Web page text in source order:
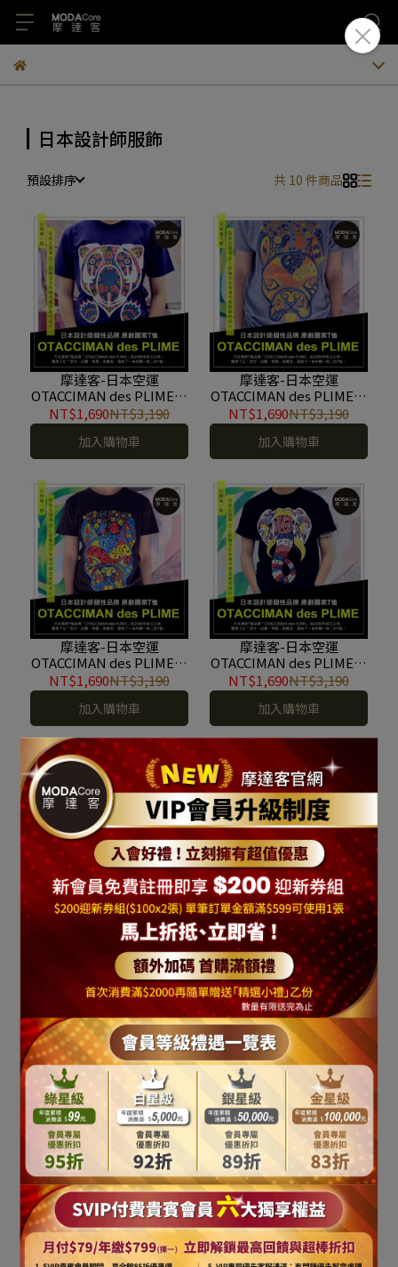
日本設計師服飾
預設排序 共 10 件商品
摩達客-日本空運
OTACCIMAN des PLIME原
創設計品牌-午安熊先生-立
體發泡印花短袖T恤-寬版
#ODP190104002
NT$1,690NT$3,190
加入購物車
摩達客-日本空運
OTACCIMAN des PLIME原
創設計品牌-吐舌鬥牛犬灰
底-立體發泡印花短袖T恤-
窄版 #ODP190104008
NT$1,690NT$3,190
加入購物車
摩達客-日本空運
OTACCIMAN des PLIME原
創設計品牌-吐舌鬥牛犬黑
底-立體發泡印花短袖T恤-
窄版 #ODP190104007
NT$1,690NT$3,190
加入購物車
摩達客-日本空運
OTACCIMAN des PLIME原
創設計品牌-彩繪象臉-立體
發泡印花短袖T恤-寬版
#ODP190104006
NT$1,690NT$3,190
加入購物車
摩達客-日本空運
OTACCIMAN des PLIME原
創設計品牌-紅鶴-立體發泡
印花短袖T恤-寬版
#ODP190104010
NT$3,190
加入購物車
摩達客-日本空運
OTACCIMAN des PLIME原
創設計品牌-藝妓-立體發泡
印花短袖T恤-寬版
#ODP190104009
NT$1,690 NT$3,190
加入購物車
摩達客-日本空運
OTACCIMAN des PLIME原
創設計品牌-骷髏紳士-立體
發泡印花短袖T恤-寬版
#ODP190104005
NT$1,690NT$3,190
加入購物車
摩達客-日本空運
OTACCIMAN des PLIME原
創設計品牌-骸骨之蛙灰底-
立體發泡印花短袖T恤-窄
版 #ODP190104004
NT$1,690NT$3,190
加入購物車